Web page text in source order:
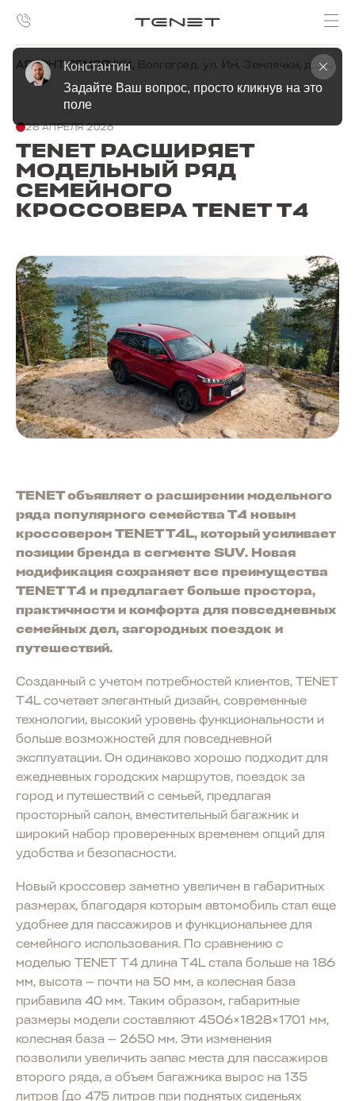
АРКОНТ ЗЕМЛЯЧКИ, Волгоград, ул. Им. Землячки, д. 19г
28 АПРЕЛЯ 2026
TENET РАСШИРЯЕТ
МОДЕЛЬНЫЙ РЯД
СЕМЕЙНОГО
КРОССОВЕРА TENET T4
TENET объявляет о расширении модельного
ряда популярного семейства Т4 новым
кроссовером TENET T4L, который усиливает
позиции бренда в сегменте SUV. Новая
модификация сохраняет все преимущества
TENET T4 и предлагает больше простора,
практичности и комфорта для повседневных
семейных дел, загородных поездок и
путешествий.
Созданный с учетом потребностей клиентов, TENET
T4L сочетает элегантный дизайн, современные
технологии, высокий уровень функциональности и
больше возможностей для повседневной
эксплуатации. Он одинаково хорошо подходит для
ежедневных городских маршрутов, поездок за
город и путешествий с семьей, предлагая
просторный салон, вместительный багажник и
широкий набор проверенных временем опций для
удобства и безопасности.
Новый кроссовер заметно увеличен в габаритных
размерах, благодаря которым автомобиль стал еще
удобнее для пассажиров и функциональнее для
семейного использования. По сравнению с
моделью TENET T4 длина T4L стала больше на 186
мм, высота — почти на 50 мм, а колесная база
прибавила 40 мм. Таким образом, габаритные
размеры модели составляют 4506×1828×1701 мм,
колесная база — 2650 мм. Эти изменения
позволили увеличить запас места для пассажиров
второго ряда, а объем багажника вырос на 135
литров (до 475 литров при поднятых сиденьях
Константин
Задайте Ваш вопрос, просто кликнув на это
поле